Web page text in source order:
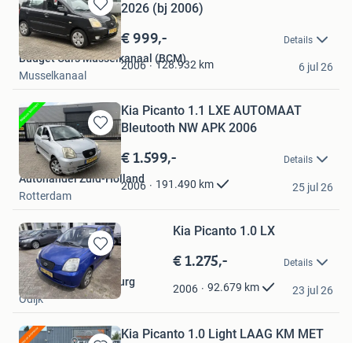
Bewaren
in
Mijn
Favorieten
2026 (bj 2006)
€ 999,- Details
2006 128.932 km
Budget Cars Musselkanaal (BCM)
Musselkanaal
6 jul 26
Bewaren
in
Mijn
Favorieten
Kia Picanto 1.1 LXE AUTOMAAT
Bleutooth NW APK 2006
€ 1.599,- Details
2006 191.490 km
Autohandel Zuid-Holland
Rotterdam
25 jul 26
Bewaren
in
Mijn
Favorieten
Kia Picanto 1.0 LX
€ 1.275,- Details
2006 92.679 km
Autobedrijf Wallenburg
Odijk
23 jul 26
Kia Picanto 1.0 Light LAAG KM MET